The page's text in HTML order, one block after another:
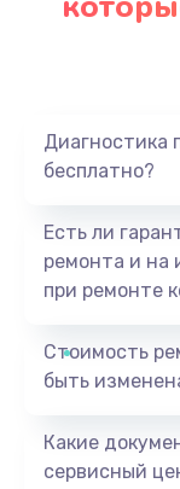
Диагностика
бесплатно?
Есть ли
ремонта и на
при ремонте
Стоимость
быть
Какие
сервисный